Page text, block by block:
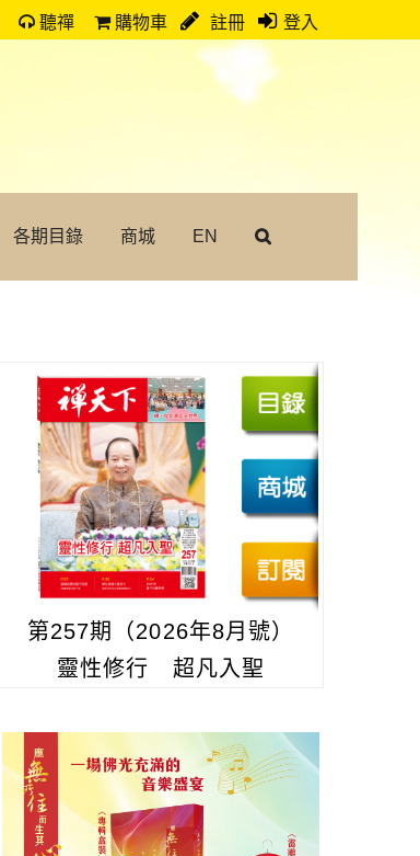
聽禪 購物車 註冊 登入
各期目錄 商城 EN
第257期（2026年8月號）
靈性修行 超凡入聖